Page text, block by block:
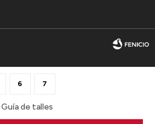
6 7
Guía de talles